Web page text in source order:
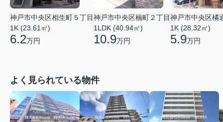
神戸市中央区相生町５丁目
1K (23.61㎡)
6.2万円
神戸市中央区楠町２丁目
1LDK (40.94㎡)
10.9万円
神戸市中央区橘
1K (28.32㎡)
5.9万円
よく見られている物件